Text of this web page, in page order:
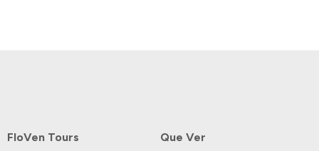
FloVen Tours
Que Ver